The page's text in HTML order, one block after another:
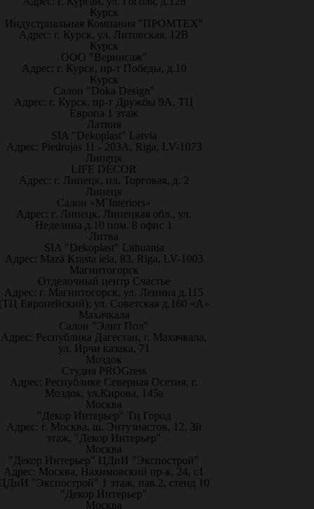
Курск
Индустриальная Компания "ПРОМТЕХ"
Адрес: г. Курск, ул. Литовская, 12В
Курск
ООО "Вернисаж"
Адрес: г. Курск, пр-т Победы, д.10
Курск
Салон "Doka Design"
Адрес: г. Курск, пр-т Дружбы 9А, ТЦ
Европа 1 этаж
Латвия
SIA "Dekoplast" Latvia
Адрес: Piedrujas 11 - 203A, Riga, LV-1073
Липецк
LIFE DÉCOR
Адрес: г. Липецк, пл. Торговая, д. 2
Липецк
Салон «M`Interiors»
Адрес: г. Липецк, Липецкая обл., ул.
Неделина д.10 пом. 8 офис 1
Литва
SIA "Dekoplast" Lithuania
Адрес: Mazā Krasta iela, 83, Rīga, LV-1003
Магнитогорск
Отделочный центр Счастье
Адрес: г. Магнитогорск, ул. Ленина д.115
Европейский); ул. Советская д.160 «А»
Махачкала
Салон "Элит Пол"
Адрес: Республика Дагестан, г. Махачкала,
ул. Ирчи казака, 71
Моздок
Студия PROGress
Адрес: Республике Северная Осетия, г.
Моздок, ул.Кирова, 145а
Москва
"Декор Интерьер" Тц Город
Адрес: г. Москва, ш. Энтузиастов, 12, 3й
этаж, "Декор Интерьер"
Москва
"Декор Интерьер" ЦДиИ "Экспострой"
Адрес: Москва, Нахимовский пр-к, 24, с1
"Экспострой" 1 этаж, пав.2, стенд 10
"Декор Интерьер"
Москва